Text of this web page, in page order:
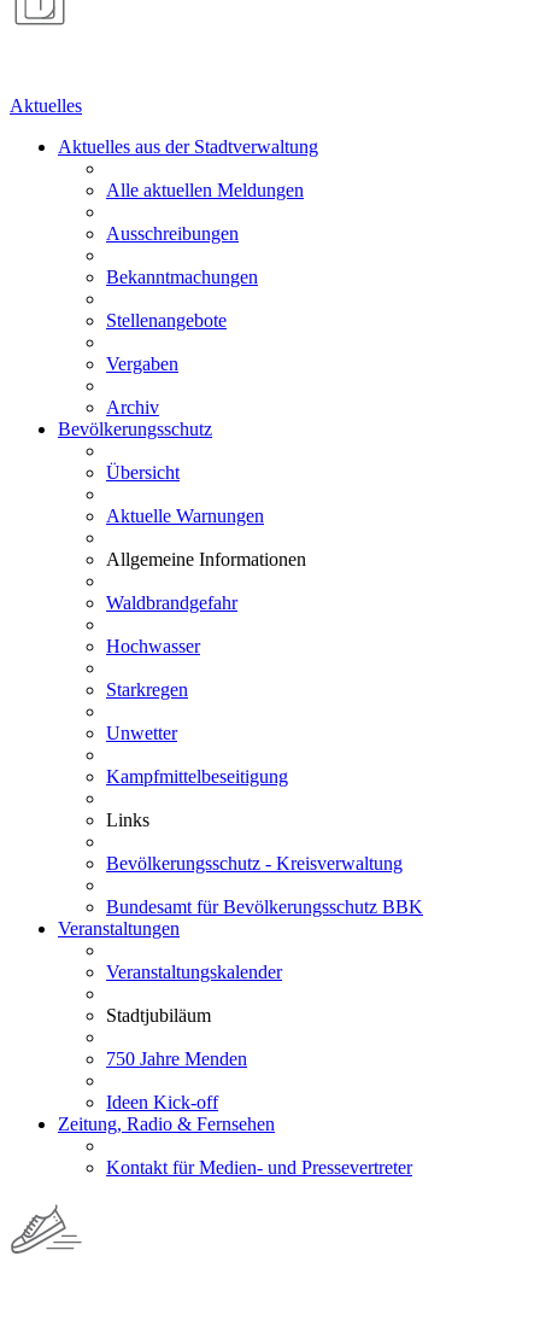
Aktuelles
Aktuelles aus der Stadtverwaltung
Alle aktuellen Meldungen
Ausschreibungen
Bekanntmachungen
Stellenangebote
Vergaben
Archiv
Bevölkerungsschutz
Übersicht
Aktuelle Warnungen
Allgemeine Informationen
Waldbrandgefahr
Hochwasser
Starkregen
Unwetter
Kampfmittelbeseitigung
Links
Bevölkerungsschutz - Kreisverwaltung
Bundesamt für Bevölkerungsschutz BBK
Veranstaltungen
Veranstaltungskalender
Stadtjubiläum
750 Jahre Menden
Ideen Kick-off
Zeitung, Radio & Fernsehen
Kontakt für Medien- und Pressevertreter